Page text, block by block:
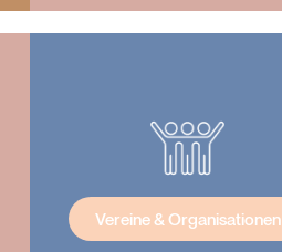
Vereine & Organisationen